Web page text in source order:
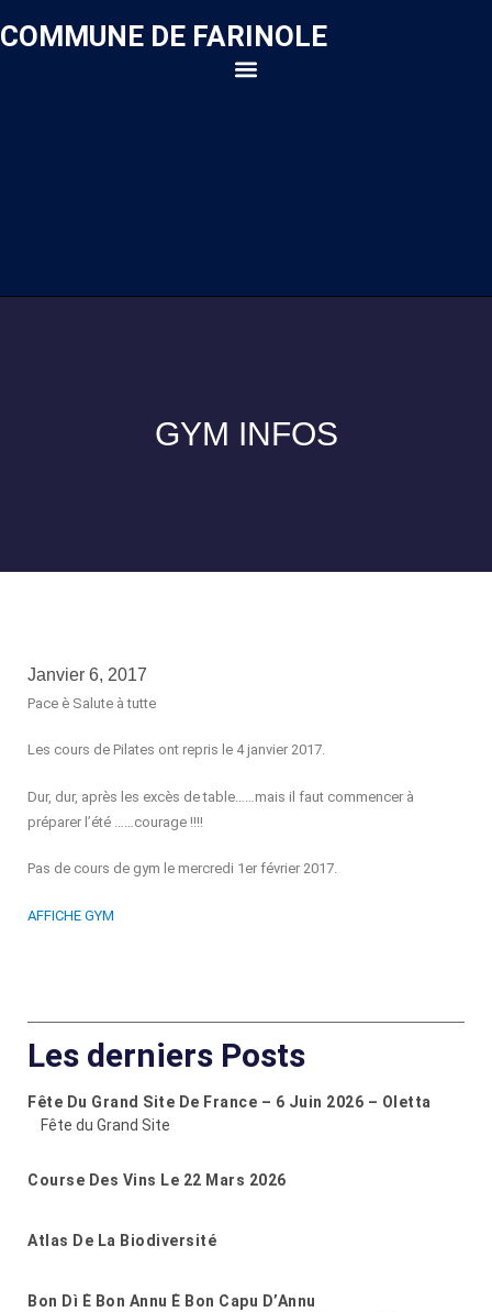
COMMUNE DE FARINOLE
GYM INFOS
Janvier 6, 2017
Pace è Salute à tutte
Les cours de Pilates ont repris le 4 janvier 2017.
Dur, dur, après les excès de table……mais il faut commencer à
préparer l’été ……courage !!!!
Pas de cours de gym le mercredi 1er février 2017.
AFFICHE GYM
Les derniers Posts
Fête Du Grand Site De France – 6 Juin 2026 – Oletta
Fête du Grand Site
Course Des Vins Le 22 Mars 2026
Atlas De La Biodiversité
Bon Dì È Bon Annu È Bon Capu D’Annu